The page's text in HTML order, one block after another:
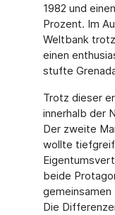
1982 und
Prozent. Im
Weltbank
einen
stufte
Trotz dieser
innerhalb der
Der zweite
wollte
beide
gemeinsamen
Die